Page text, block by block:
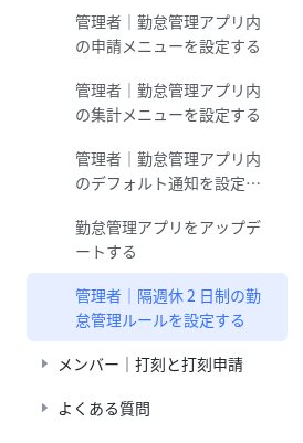
管理者｜勤怠管理アプリ内
の申請メニューを設定する
管理者｜勤怠管理アプリ内
の集計メニューを設定する
管理者｜勤怠管理アプリ内
のデフォルト通知を設定す
勤怠管理アプリをアップデ
ートする
管理者｜隔週休 2 日制の勤
怠管理ルールを設定する
メンバー｜打刻と打刻申請
よくある質問